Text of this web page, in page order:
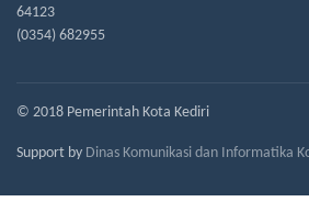
64123
(0354) 682955
© 2018 Pemerintah Kota Kediri
Support by Dinas Komunikasi dan Informatika